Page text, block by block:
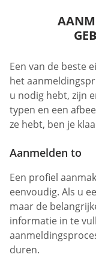
Een van de beste
het
u nodig hebt, zijn
typen en een
ze hebt, ben je
Aanmelden to
Een profiel
eenvoudig. Als u
maar de
informatie in te
duren.